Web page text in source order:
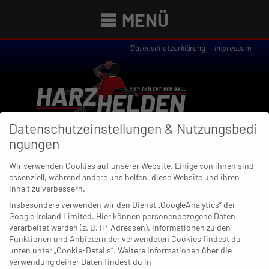
MENÜ
Datenschutzerklärung Impressum
Newsübersicht
21. APRIL 2020
Wölfe können feiern: Aufstieg ist
amtlich
Datenschutzeinstellungen & Nutzungsbedi
ngungen
Wir verwenden Cookies auf unserer Website. Einige von ihnen sind
essenziell, während andere uns helfen, diese Website und ihren
Inhalt zu verbessern.
Insbesondere verwenden wir den Dienst „GoogleAnalytics“ der
Google Ireland Limited. Hier können personenbezogene Daten
verarbeitet werden (z. B. IP-Adressen). Informationen zu den
Funktionen und Anbietern der verwendeten Cookies findest du
unten unter „Cookie-Details“. Weitere Informationen über die
Verwendung deiner Daten findest du in